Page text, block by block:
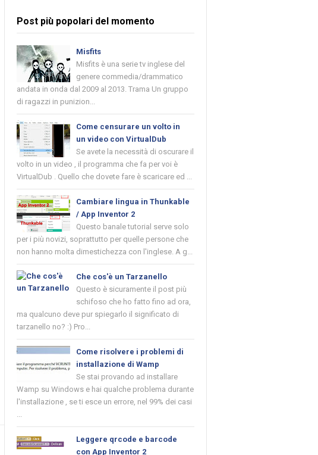
Post più popolari del momento
Misfits
Misfits è una serie tv inglese del
genere commedia/drammatico
andata in onda dal 2009 al 2013. Trama Un gruppo
di ragazzi in punizion...
Come censurare un volto in
un video con VirtualDub
Se avete la necessità di oscurare il
volto in un video , il programma che fa per voi è
VirtualDub . Quello che dovete fare è scaricare ed ...
Cambiare lingua in Thunkable
/ App Inventor 2
Questo banale tutorial serve solo
per i più novizi, soprattutto per quelle persone che
non hanno molta dimestichezza con l'inglese. A g...
Che cos'è un Tarzanello
Questo è sicuramente il post più
schifoso che ho fatto fino ad ora,
ma qualcuno deve pur spiegarlo il significato di
tarzanello no? :) Pro...
Come risolvere i problemi di
installazione di Wamp
Se stai provando ad installare
Wamp su Windows e hai qualche problema durante
l'installazione , se ti esce un errore, nel 99% dei casi
...
Leggere qrcode e barcode
con App Inventor 2